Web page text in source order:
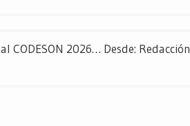
2026… Desde: Redacción